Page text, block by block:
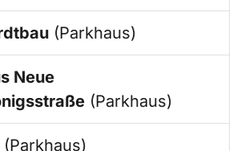
(Parkhaus)
Neue
(Parkhaus)
(Parkhaus)